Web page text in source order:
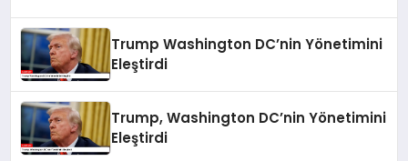
Trump Washington DC’nin Yönetimini
Eleştirdi
Trump, Washington DC’nin Yönetimini
Eleştirdi